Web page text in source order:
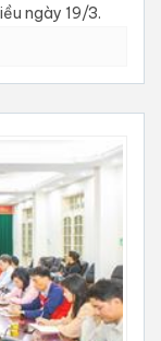
ngày 19/3.